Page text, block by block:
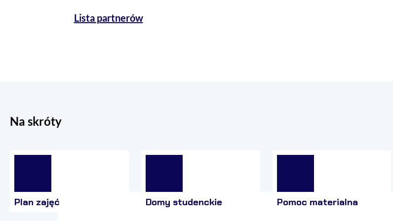
Lista partnerów
Na skróty
Plan zajęć Domy studenckie Pomoc materialna